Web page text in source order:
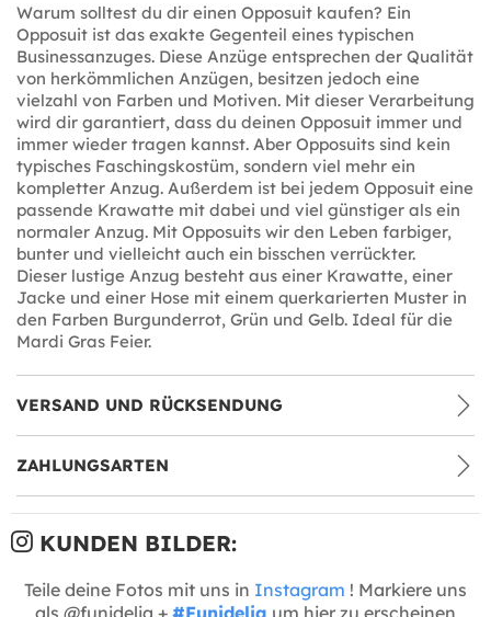
Warum solltest du dir einen Opposuit kaufen? Ein
Opposuit ist das exakte Gegenteil eines typischen
Businessanzuges. Diese Anzüge entsprechen der Qualität
von herkömmlichen Anzügen, besitzen jedoch eine
vielzahl von Farben und Motiven. Mit dieser Verarbeitung
wird dir garantiert, dass du deinen Opposuit immer und
immer wieder tragen kannst. Aber Opposuits sind kein
typisches Faschingskostüm, sondern viel mehr ein
kompletter Anzug. Außerdem ist bei jedem Opposuit eine
passende Krawatte mit dabei und viel günstiger als ein
normaler Anzug. Mit Opposuits wir den Leben farbiger,
bunter und vielleicht auch ein bisschen verrückter.
Dieser lustige Anzug besteht aus einer Krawatte, einer
Jacke und einer Hose mit einem querkarierten Muster in
den Farben Burgunderrot, Grün und Gelb. Ideal für die
Mardi Gras Feier.
VERSAND UND RÜCKSENDUNG
ZAHLUNGSARTEN
KUNDEN BILDER:
Teile deine Fotos mit uns in Instagram ! Markiere uns
als @funidelia + #Funidelia um hier zu erscheinen